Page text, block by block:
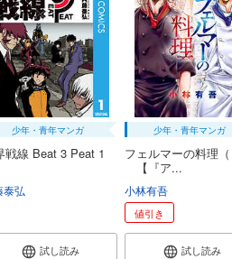
少年・青年マンガ
戦線 Beat 3 Peat 1
泰弘
試し読み
少年・青年マンガ
フェルマーの料理
【『ア...
小林有吾
値引き
試し読み